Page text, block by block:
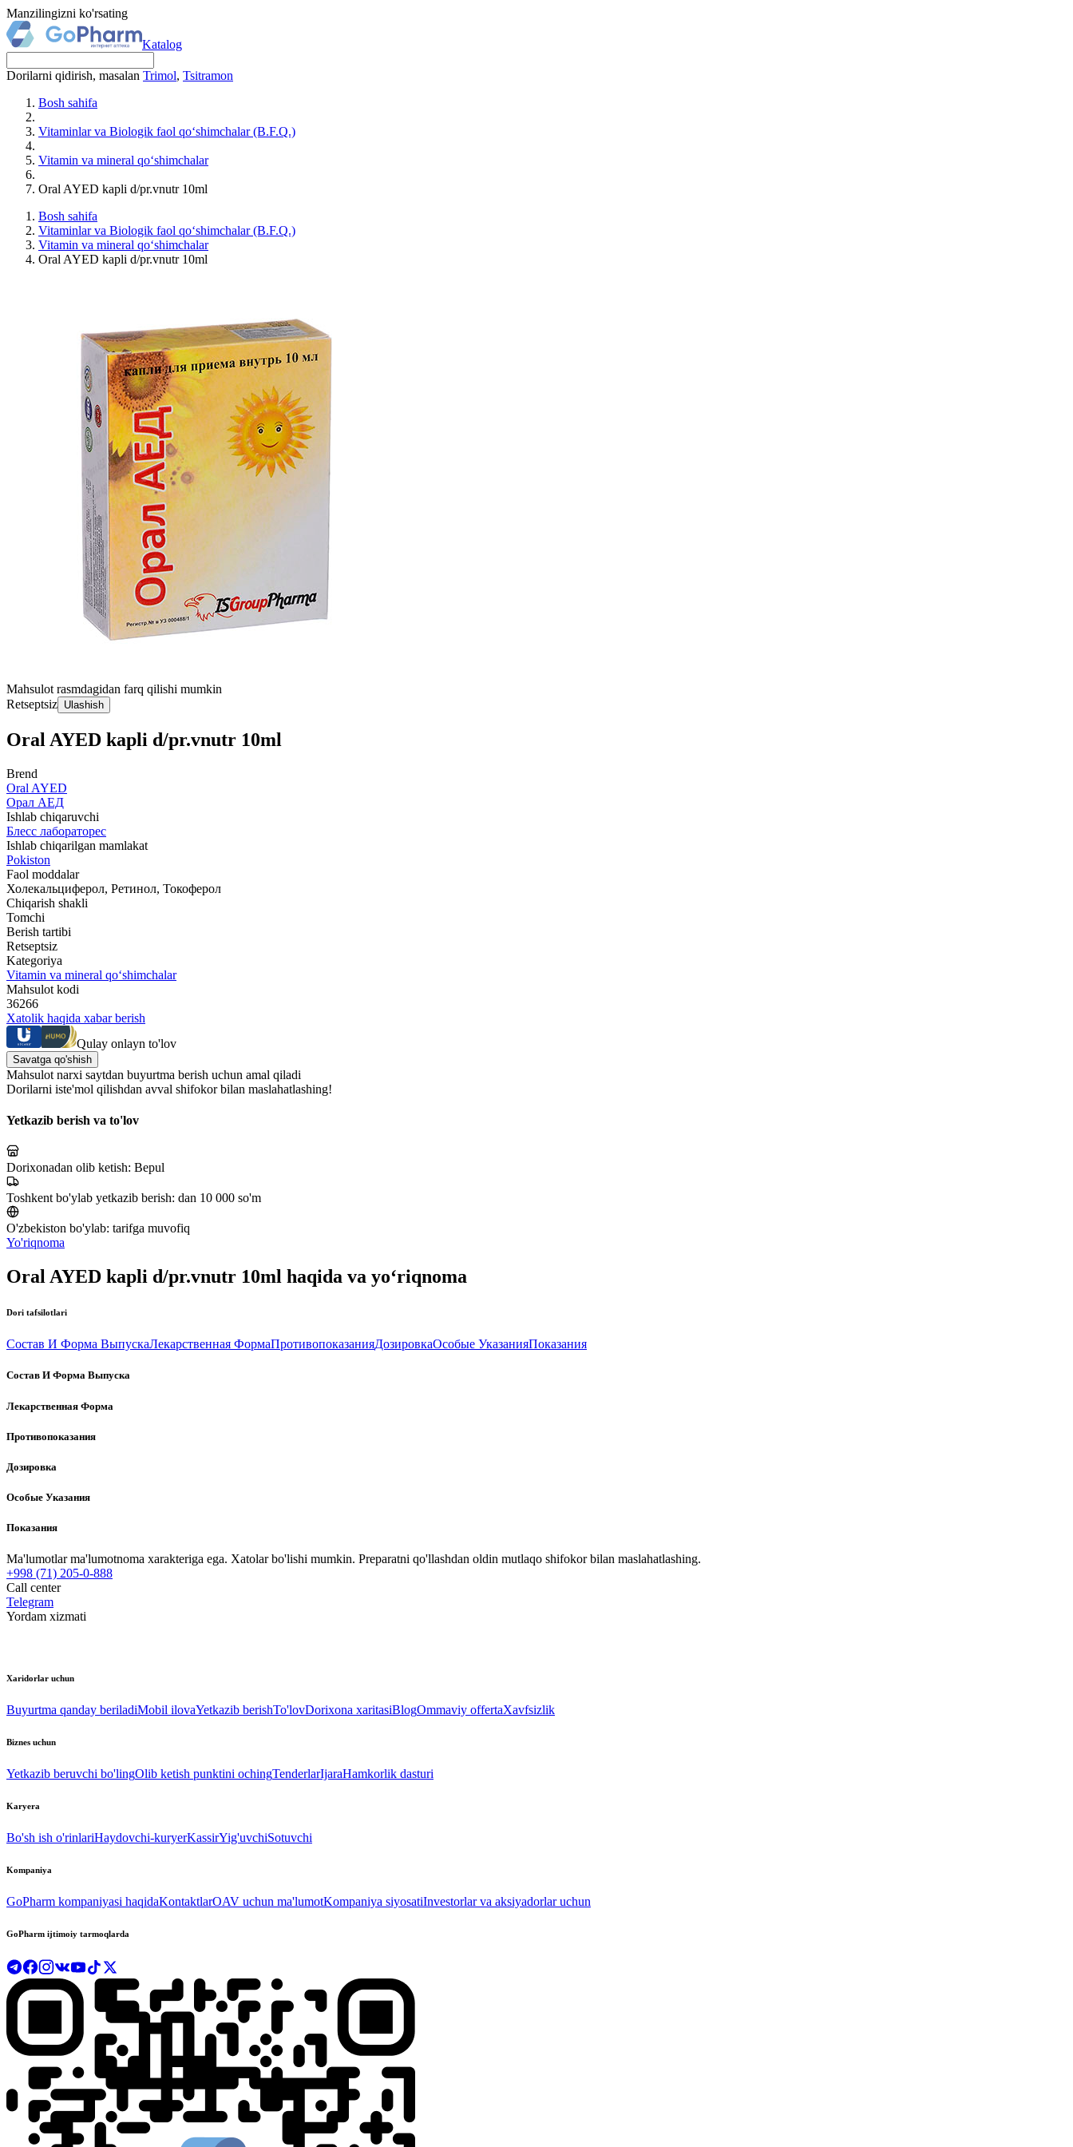
Manzilingizni ko'rsating
Katalog
Dorilarni qidirish, masalan Trimol, Tsitramon
Bosh sahifa
Vitaminlar va Biologik faol qo‘shimchalar (B.F.Q.)
Vitamin va mineral qo‘shimchalar
Oral AYED kapli d/pr.vnutr 10ml
Bosh sahifa
Vitaminlar va Biologik faol qo‘shimchalar (B.F.Q.)
Vitamin va mineral qo‘shimchalar
Oral AYED kapli d/pr.vnutr 10ml
Mahsulot rasmdagidan farq qilishi mumkin
Retseptsiz Ulashish
Oral AYED kapli d/pr.vnutr 10ml
Brend
Oral AYED
Орал АЕД
Ishlab chiqaruvchi
Блесс лабораторес
Ishlab chiqarilgan mamlakat
Pokiston
Faol moddalar
Холекальциферол, Ретинол, Токоферол
Chiqarish shakli
Tomchi
Berish tartibi
Retseptsiz
Kategoriya
Vitamin va mineral qo‘shimchalar
Mahsulot kodi
36266
Xatolik haqida xabar berish
Qulay onlayn to'lov
Savatga qo'shish
Mahsulot narxi saytdan buyurtma berish uchun amal qiladi
Dorilarni iste'mol qilishdan avval shifokor bilan maslahatlashing!
Yetkazib berish va to'lov
Dorixonadan olib ketish: Bepul
Toshkent bo'ylab yetkazib berish: dan 10 000 so'm
O'zbekiston bo'ylab: tarifga muvofiq
Yo'riqnoma
Oral AYED kapli d/pr.vnutr 10ml haqida va yo‘riqnoma
Dori tafsilotlari
Состав И Форма ВыпускаЛекарственная ФормаПротивопоказанияДозировкаОсобые УказанияПоказания
Состав И Форма Выпуска
Лекарственная Форма
Противопоказания
Дозировка
Особые Указания
Показания
Ma'lumotlar ma'lumotnoma xarakteriga ega. Xatolar bo'lishi mumkin. Preparatni qo'llashdan oldin mutlaqo shifokor bilan maslahatlashing.
+998 (71) 205-0-888
Call center
Telegram
Yordam xizmati
Xaridorlar uchun
Buyurtma qanday beriladiMobil ilovaYetkazib berishTo'lovDorixona xaritasiBlogOmmaviy offertaXavfsizlik
Biznes uchun
Yetkazib beruvchi bo'lingOlib ketish punktini ochingTenderlarIjaraHamkorlik dasturi
Karyera
Bo'sh ish o'rinlariHaydovchi-kuryerKassirYig'uvchiSotuvchi
Kompaniya
GoPharm kompaniyasi haqidaKontaktlarOAV uchun ma'lumotKompaniya siyosatiInvestorlar va aksiyadorlar uchun
GoPharm ijtimoiy tarmoqlarda